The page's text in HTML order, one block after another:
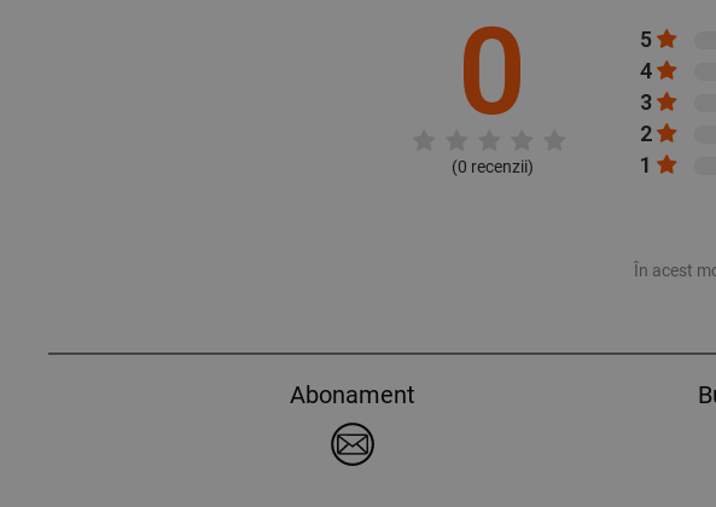
0
(0 recenzii)
5
4
3
2
1
În acest
Abonament